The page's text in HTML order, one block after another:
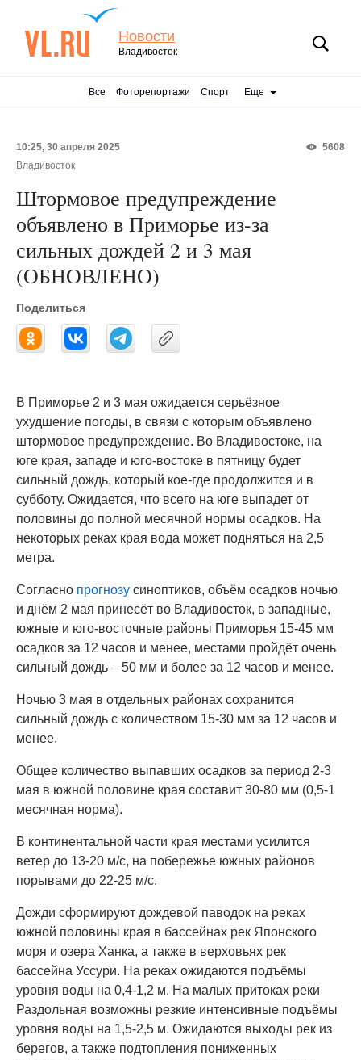
Новости
Владивосток
Все Фоторепортажи Спорт Еще
5608
10:25, 30 апреля 2025
Владивосток
Штормовое предупреждение
объявлено в Приморье из-за
сильных дождей 2 и 3 мая
(ОБНОВЛЕНО)
Поделиться
В Приморье 2 и 3 мая ожидается серьёзное
ухудшение погоды, в связи с которым объявлено
штормовое предупреждение. Во Владивостоке, на
юге края, западе и юго-востоке в пятницу будет
сильный дождь, который кое-где продолжится и в
субботу. Ожидается, что всего на юге выпадет от
половины до полной месячной нормы осадков. На
некоторых реках края вода может подняться на 2,5
метра.
Согласно прогнозу синоптиков, объём осадков ночью
и днём 2 мая принесёт во Владивосток, в западные,
южные и юго-восточные районы Приморья 15-45 мм
осадков за 12 часов и менее, местами пройдёт очень
сильный дождь – 50 мм и более за 12 часов и менее.
Ночью 3 мая в отдельных районах сохранится
сильный дождь с количеством 15-30 мм за 12 часов и
менее.
Общее количество выпавших осадков за период 2-3
мая в южной половине края составит 30-80 мм (0,5-1
месячная норма).
В континентальной части края местами усилится
ветер до 13-20 м/с, на побережье южных районов
порывами до 22-25 м/с.
Дожди сформируют дождевой паводок на реках
южной половины края в бассейнах рек Японского
моря и озера Ханка, а также в верховьях рек
бассейна Уссури. На реках ожидаются подъёмы
уровня воды на 0,4-1,2 м. На малых притоках реки
Раздольная возможны резкие интенсивные подъёмы
уровня воды на 1,5-2,5 м. Ожидаются выходы рек из
берегов, а также подтопления пониженных